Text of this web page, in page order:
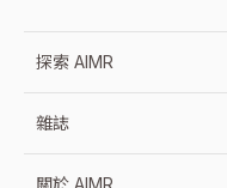
探索 AIMR
雜誌
關於 AIMR